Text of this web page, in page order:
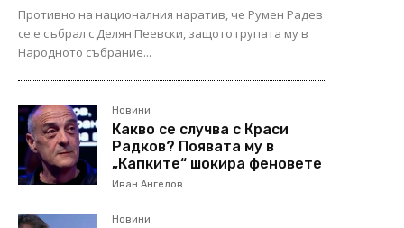
Противно на националния наратив, че Румен Радев
се е събрал с Делян Пеевски, защото групата му в
Народното събрание...
Новини
Какво се случва с Краси
Радков? Появата му в
„Капките“ шокира феновете
Иван Ангелов
Новини